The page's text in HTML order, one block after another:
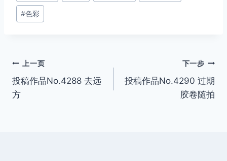
签：
#色彩
文
章
上一页
投稿作品No.4288 去远
方
下一步
投稿作品No.4290 过期
胶卷随拍